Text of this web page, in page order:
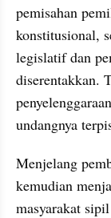
pemisahan
konstitusional,
legislatif dan
diserentakkan.
undangnya
Menjelang
kemudian
masyarakat